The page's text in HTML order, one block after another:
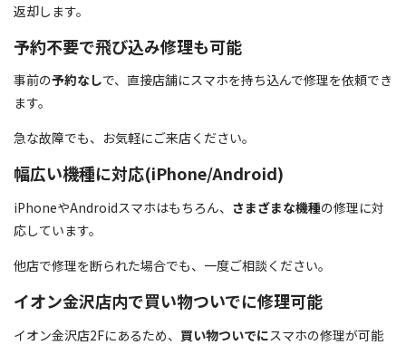
返却します。
予約不要で飛び込み修理も可能
事前の予約なしで、直接店舗にスマホを持ち込んで修理を依頼でき
ます。
急な故障でも、お気軽にご来店ください。
幅広い機種に対応(iPhone/Android)
iPhoneやAndroidスマホはもちろん、 さまざまな機種の修理に対
応しています。
他店で修理を断られた場合でも、一度ご相談ください。
イオン金沢店内で買い物ついでに修理可能
イオン金沢店2Fにあるため、 買い物ついでにスマホの修理が可能